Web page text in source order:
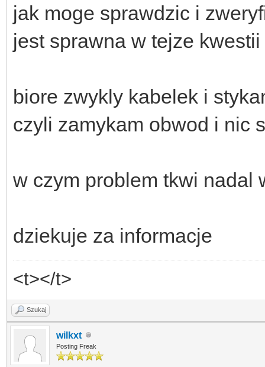
jak moge sprawdzic i
jest sprawna w tejze
biore zwykly kabelek i
czyli zamykam obwod i nic
w czym problem tkwi nadal
dziekuje za informacje
<t></t>
Szukaj
wilkxt
Posting Freak